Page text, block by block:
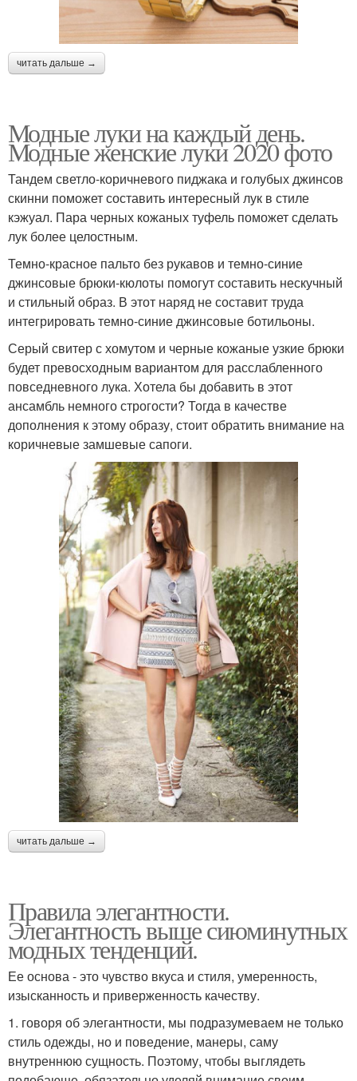
читать дальше →
Модные луки на каждый день.
Модные женские луки 2020 фото
Тандем светло-коричневого пиджака и голубых джинсов
скинни поможет составить интересный лук в стиле
кэжуал. Пара черных кожаных туфель поможет сделать
лук более целостным.
Темно-красное пальто без рукавов и темно-синие
джинсовые брюки-кюлоты помогут составить нескучный
и стильный образ. В этот наряд не составит труда
интегрировать темно-синие джинсовые ботильоны.
Серый свитер с хомутом и черные кожаные узкие брюки
будет превосходным вариантом для расслабленного
повседневного лука. Хотела бы добавить в этот
ансамбль немного строгости? Тогда в качестве
дополнения к этому образу, стоит обратить внимание на
коричневые замшевые сапоги.
читать дальше →
Правила элегантности.
Элегантность выше сиюминутных
модных тенденций.
Ее основа - это чувство вкуса и стиля, умеренность,
изысканность и приверженность качеству.
1. говоря об элегантности, мы подразумеваем не только
стиль одежды, но и поведение, манеры, саму
внутреннюю сущность. Поэтому, чтобы выглядеть